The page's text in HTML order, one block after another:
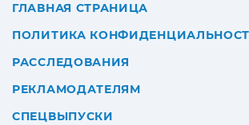
ГЛАВНАЯ СТРАНИЦА
ПОЛИТИКА
РАССЛЕДОВАНИЯ
РЕКЛАМОДАТЕЛЯМ
СПЕЦВЫПУСКИ